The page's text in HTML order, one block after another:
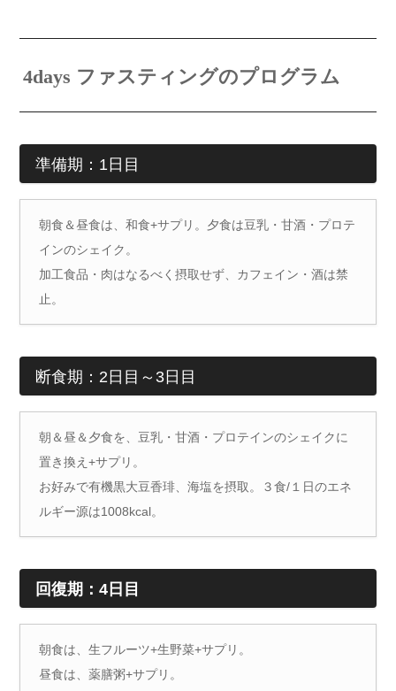
4days ファスティングのプログラム
準備期：1日目
朝食＆昼食は、和食+サプリ。夕食は豆乳・甘酒・プロテ
インのシェイク。
加工食品・肉はなるべく摂取せず、カフェイン・酒は禁
止。
断食期：2日目～3日目
朝＆昼＆夕食を、豆乳・甘酒・プロテインのシェイクに
置き換え+サプリ。
お好みで有機黒大豆香琲、海塩を摂取。３食/１日のエネ
ルギー源は1008kcal。
回復期： 4 日目
朝食は、生フルーツ+生野菜+サプリ。
昼食は、薬膳粥+サプリ。